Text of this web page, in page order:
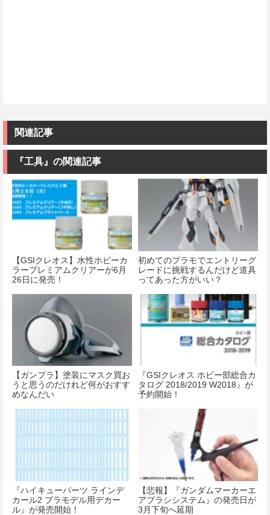
関連記事
『工具』の関連記事
【GSIクレオス】水性ホビーカ
ラープレミアムクリアーが6月
26日に発売！
初めてのプラモでエントリーグ
レードに挑戦するんだけど道具
ってあった方がいい？
【ガンプラ】塗装にマスク買お
うと思うのだけれど何がおすす
めなんだい
『GSIクレオス ホビー部総合カ
タログ 2018/2019 W2018』が
予約開始！
『ハイキューパーツ ラインデ
カール2 プラモデル用デカー
ル』が発売開始！
【悲報】『ガンダムマーカーエ
アブラシシステム』の発売日が
3月下旬へ延期